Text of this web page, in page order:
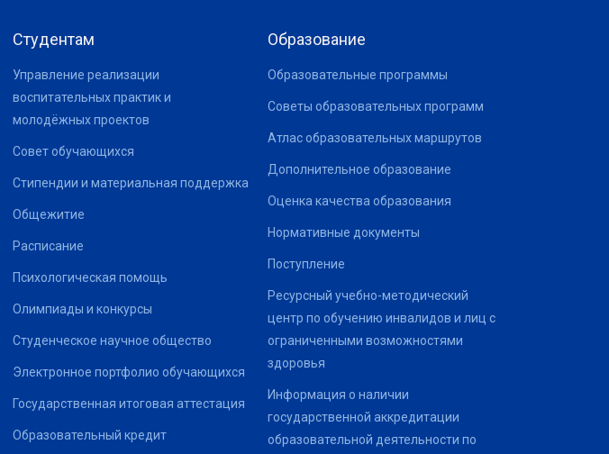
Студентам
Управление реализации
воспитательных практик и
молодёжных проектов
Совет обучающихся
Стипендии и материальная поддержка
Общежитие
Расписание
Психологическая помощь
Олимпиады и конкурсы
Студенческое научное общество
Электронное портфолио обучающихся
Государственная итоговая аттестация
Образовательный кредит
Образование
Образовательные программы
Советы образовательных программ
Атлас образовательных маршрутов
Дополнительное образование
Оценка качества образования
Нормативные документы
Поступление
Ресурсный учебно-методический
центр по обучению инвалидов и лиц с
ограниченными возможностями
здоровья
Информация о наличии
государственной аккредитации
образовательной деятельности по